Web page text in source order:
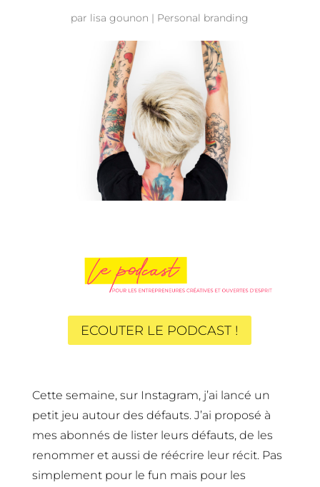
par lisa gounon | Personal branding
ECOUTER LE PODCAST !
Cette semaine, sur Instagram, j’ai lancé un
petit jeu autour des défauts. J’ai proposé à
mes abonnés de lister leurs défauts, de les
renommer et aussi de réécrire leur récit. Pas
simplement pour le fun mais pour les